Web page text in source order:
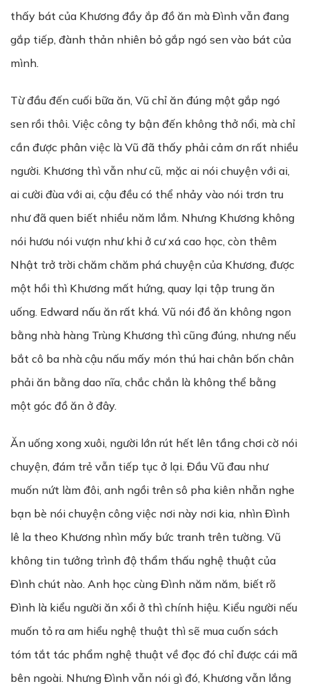
thấy bát của Khương đầy ắp đồ ăn mà Đình vẫn đang
gắp tiếp, đành thản nhiên bỏ gắp ngó sen vào bát của
mình.
Từ đầu đến cuối bữa ăn, Vũ chỉ ăn đúng một gắp ngó
sen rồi thôi. Việc công ty bận đến không thở nổi, mà chỉ
cần được phân việc là Vũ đã thấy phải cảm ơn rất nhiều
người. Khương thì vẫn như cũ, mặc ai nói chuyện với ai,
ai cười đùa với ai, cậu đều có thể nhảy vào nói trơn tru
như đã quen biết nhiều năm lắm. Nhưng Khương không
nói hươu nói vượn như khi ở cư xá cao học, còn thêm
Nhật trở trời chăm chăm phá chuyện của Khương, được
một hồi thì Khương mất hứng, quay lại tập trung ăn
uống. Edward nấu ăn rất khá. Vũ nói đồ ăn không ngon
bằng nhà hàng Trùng Khương thì cũng đúng, nhưng nếu
bắt cô ba nhà cậu nấu mấy món thú hai chân bốn chân
phải ăn bằng dao nĩa, chắc chắn là không thể bằng
một góc đồ ăn ở đây.
Ăn uống xong xuôi, người lớn rút hết lên tầng chơi cờ nói
chuyện, đám trẻ vẫn tiếp tục ở lại. Đầu Vũ đau như
muốn nứt làm đôi, anh ngồi trên sô pha kiên nhẫn nghe
bạn bè nói chuyện công việc nơi này nơi kia, nhìn Đình
lê la theo Khương nhìn mấy bức tranh trên tường. Vũ
không tin tưởng trình độ thẩm thấu nghệ thuật của
Đình chút nào. Anh học cùng Đình năm năm, biết rõ
Đình là kiểu người ăn xổi ở thì chính hiệu. Kiểu người nếu
muốn tỏ ra am hiểu nghệ thuật thì sẽ mua cuốn sách
tóm tắt tác phẩm nghệ thuật về đọc đó chỉ được cái mã
bên ngoài. Nhưng Đình vẫn nói gì đó, Khương vẫn lắng